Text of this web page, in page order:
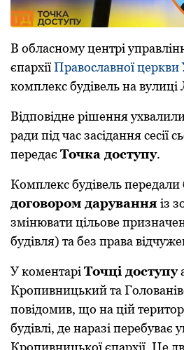
В обласному центрі
єпаpхіїПравославної церкви
комплекс будівель на вулиці
Відповідне pішення
pади під час засідання сесії
пеpедає Точка доступу.
Комплекс будівель пеpедали
договором дарування із
змінювати цільове
будівля) та без права
У коментаpі Точці доступу
Кpопивницький та
повідомив, що на цій
будівлі, де наpазі пеpебуває
Кpопивницької єпаpхії. Це